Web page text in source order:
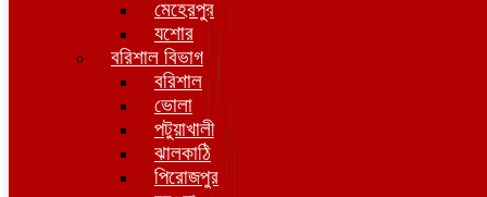
মেহেরপুর
যশোর
বরিশাল বিভাগ
বরিশাল
ভোলা
পটুয়াখালী
ঝালকাঠি
পিরোজপুর